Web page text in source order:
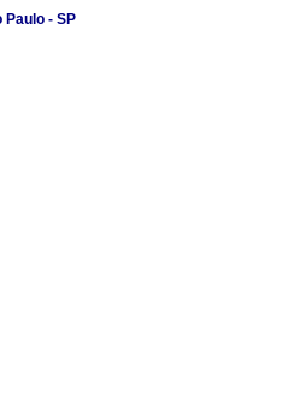
- SP